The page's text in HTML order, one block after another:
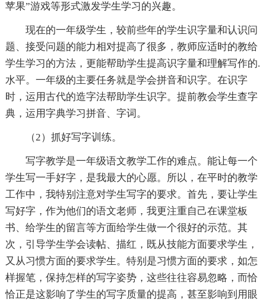
苹果”游戏等形式激发学生学习的兴趣。
现在的一年级学生，较前些年的学生识字量和认识问
题、接受问题的能力相对提高了很多，教师应适时的教给
学生学习的方法，更能帮助学生提高识字量和理解写作的.
水平。一年级的主要任务就是学会拼音和识字。在识字
时，运用古代的造字法帮助学生识字。提前教会学生查字
典，运用字典学习拼音、字词。
（2）抓好写字训练。
写字教学是一年级语文教学工作的难点。能让每一个
学生写一手好字，是我最大的心愿。所以，在平时的教学
工作中，我特别注意对学生写字的要求。首先，要让学生
写好字，作为他们的语文老师，我更注重自己在课堂板
书、给学生的留言等方面给学生做一个很好的示范。其
次，引导学生学会读帖、描红，既从技能方面要求学生，
又从习惯方面的要求学生。特别是习惯方面的要求，如怎
样握笔，保持怎样的写字姿势，这些往往容易忽略，而恰
恰正是这影响了学生的写字质量的提高，甚至影响到用眼